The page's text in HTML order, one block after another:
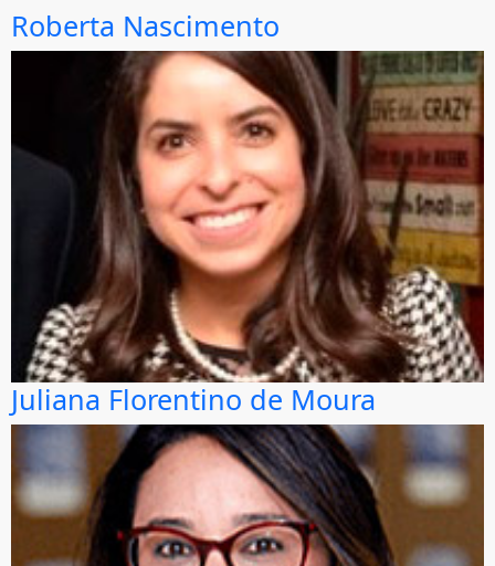
Roberta Nascimento
Juliana Florentino de Moura